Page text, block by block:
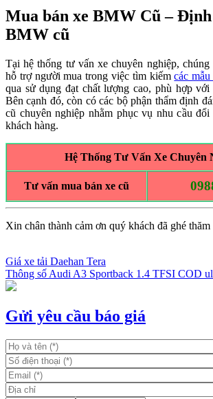
Mua bán xe BMW Cũ – Định
BMW cũ
Tại hệ thống tư vấn xe chuyên nghiệp, chúng
hỗ trợ người mua trong việc tìm kiếmcác
qua sử dụng đạt chất lượng cao, phù hợp
Bên cạnh đó, còn có các bộ phận thẩm định
cũ chuyên nghiệp nhằm phục vụ nhu cầu
khách hàng.
Hệ Thống Tư Vấn Xe Chuyên
Tư vấn mua bán xe cũ
Xin chân thành cảm ơn quý khách đã ghé
Điều
hướng
bài
Giá xe tải Daehan Tera
Thông số Audi A3 Sportback 1.4 TFSI COD
Gửi yêu cầu báo giá